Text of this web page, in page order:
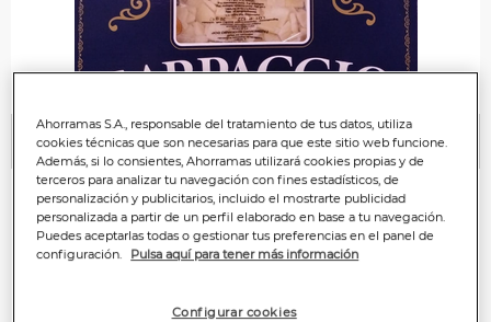
Anterior
Ahorramas S.A., responsable del tratamiento de tus datos, utiliza
cookies técnicas que son necesarias para que este sitio web funcione.
Además, si lo consientes, Ahorramas utilizará cookies propias y de
terceros para analizar tu navegación con fines estadísticos, de
personalización y publicitarios, incluido el mostrarte publicidad
personalizada a partir de un perfil elaborado en base a tu navegación.
Puedes aceptarlas todas o gestionar tus preferencias en el panel de
configuración.
Pulsa aquí para tener más información
Configurar cookies